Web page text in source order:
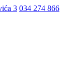
3 034 274 866